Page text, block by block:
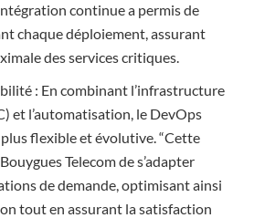
continue a permis de
chaque déploiement, assurant
des services critiques.
: En combinant l’infrastructure
et l’automatisation, le DevOps
flexible et évolutive. “Cette
Telecom de s’adapter
de demande, optimisant ainsi
tout en assurant la satisfaction